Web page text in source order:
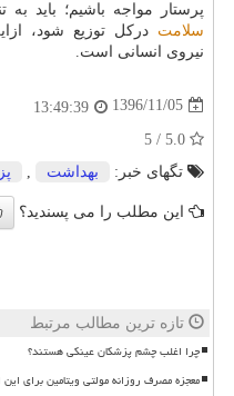
پرستار مواجه باشیم؛ باید
سلامت دركل توزیع شود،
نیروی انسانی است.
1396/11/05
13:49:39
تگهای خبر:
بهداشت
این مطلب را می پسندید؟
تازه ترین مطالب مرتبط
چرا اغلب چشم پزشکان عینکی هستند؟
معجزه مصرف روزانه مولتی ویتامین برای این